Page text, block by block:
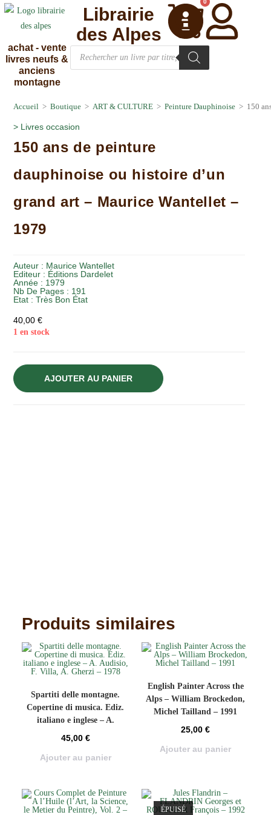
achat - vente
livres neufs &
anciens
montagne
0
Librairie
des Alpes
Accueil > Boutique > ART & CULTURE > Peinture Dauphinoise > 150
> Livres occasion
150 ans de peinture
dauphinoise ou histoire d’un
grand art – Maurice Wantellet –
1979
Auteur : Maurice Wantellet
Editeur : Éditions Dardelet
Année : 1979
Nb De Pages : 191
Etat :Très Bon État
40,00€
1 en stock
AJOUTER AU PANIER
Produits similaires
Spartiti delle montagne.
Copertine di musica. Ediz.
italiano e inglese – A.
1978
45,00 €
Ajouter au panier
English Painter Across the
Alps – William Brockedon,
Michel Tailland – 1991
25,00€
Ajouter au panier
ÉPUISÉ